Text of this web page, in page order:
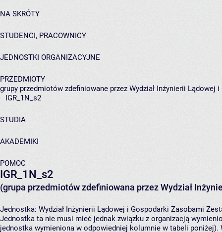
NA SKRÓTY
STUDENCI, PRACOWNICY
JEDNOSTKI ORGANIZACYJNE
PRZEDMIOTY
grupy przedmiotów zdefiniowane przez Wydział Inżynierii Lądowej
IGR_1N_s2
STUDIA
AKADEMIKI
POMOC
IGR_1N_s2
(grupa przedmiotów zdefiniowana przez Wydział
Jednostka: Wydział Inżynierii Lądowej i Gospodarki Zasobami
Jednostka ta nie musi mieć jednak związku z organizacją
jednostka wymieniona w odpowiedniej kolumnie w tabeli